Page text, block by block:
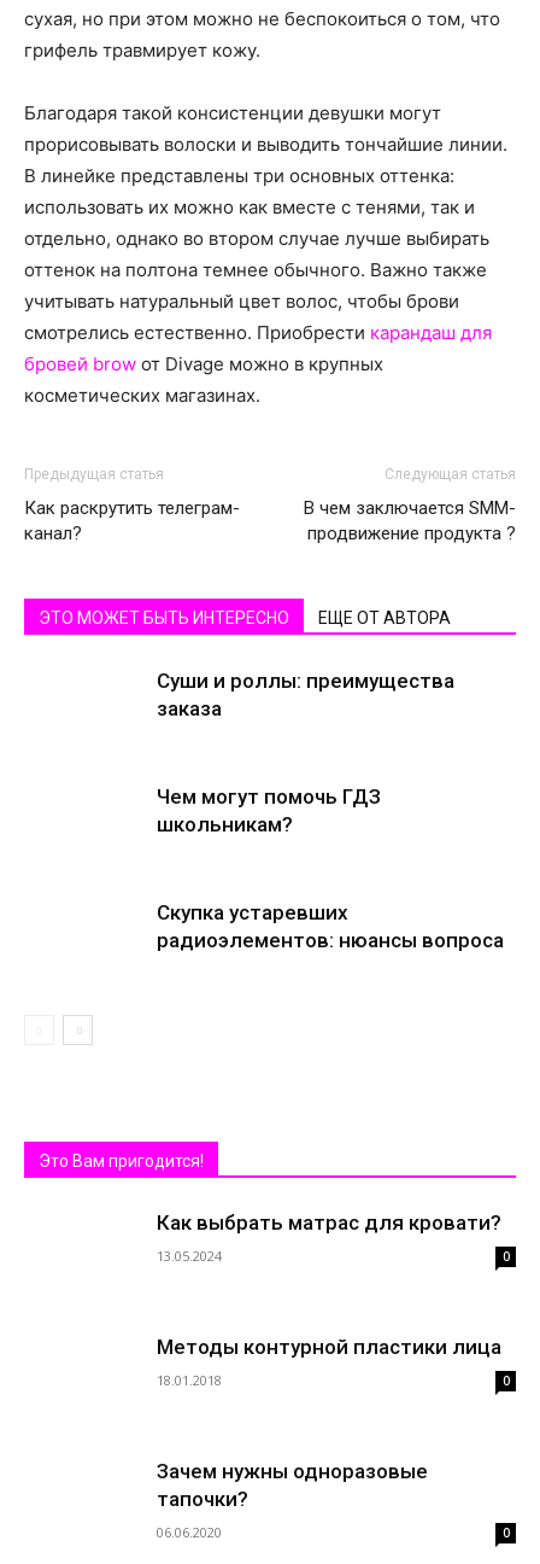
сухая, но при этом можно не беспокоиться о том, что
грифель травмирует кожу.
Благодаря такой консистенции девушки могут
прорисовывать волоски и выводить тончайшие линии.
В линейке представлены три основных оттенка:
использовать их можно как вместе с тенями, так и
отдельно, однако во втором случае лучше выбирать
оттенок на полтона темнее обычного. Важно также
учитывать натуральный цвет волос, чтобы брови
смотрелись естественно. Приобрести карандаш для
бровей brow от Divage можно в крупных
косметических магазинах.
Предыдущая статья
Как раскрутить телеграм-
канал?
Следующая статья
В чем заключается SMM-
продвижение продукта ?
ЭТО МОЖЕТ БЫТЬ ИНТЕРЕСНО ЕЩЕ ОТ АВТОРА
Суши и роллы: преимущества
заказа
Чем могут помочь ГДЗ
школьникам?
Скупка устаревших
радиоэлементов: нюансы вопроса
Это Вам пригодится!
Как выбрать матрас для кровати?
13.05.2024 0
Методы контурной пластики лица
18.01.2018 0
Зачем нужны одноразовые
тапочки?
06.06.2020 0